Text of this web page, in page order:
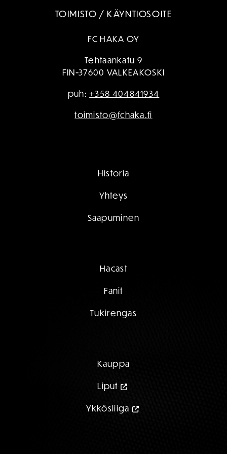
TOIMISTO / KÄYNTIOSOITE
FC HAKA OY
Tehtaankatu 9
FIN-37600 VALKEAKOSKI
puh:+358 404841934
toimisto@fchaka.fi
Historia
Yhteys
Saapuminen
Hacast
Fanit
Tukirengas
Kauppa
Liput
Ykkösliiga